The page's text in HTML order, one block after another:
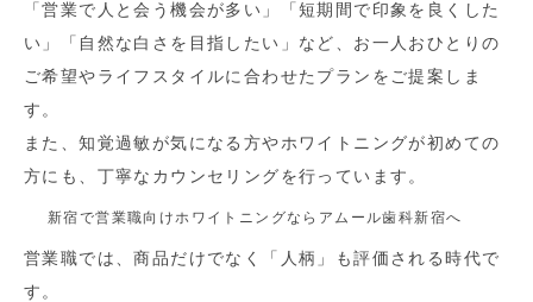
「営業で人と会う機会が多い」「短期間で印象を良くした
い」「自然な白さを目指したい」など、お一人おひとりの
ご希望やライフスタイルに合わせたプランをご提案しま
す。
また、知覚過敏が気になる方やホワイトニングが初めての
方にも、丁寧なカウンセリングを行っています。
新宿で営業職向けホワイトニングならアムール歯科新宿へ
営業職では、商品だけでなく「人柄」も評価される時代で
す。